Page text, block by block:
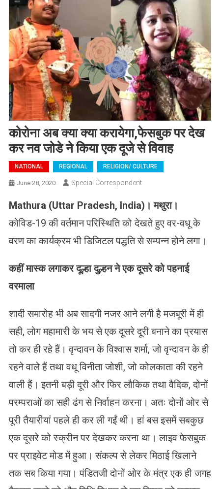
कोरोना अब क्या क्या करायेगा,फेसबुक पर देख
कर नव जोडे ने किया एक दूजे से विवाह
NATIONAL REGIONAL RELIGION/ CULTURE
June 28, 2020 Special Correspondent
Mathura (Uttar Pradesh, India) । मथुरा।
कोविड-19 की वर्तमान परिस्थिति को देखते हुए वर-वधू के
वरण का कार्यक्रम भी डिजिटल पद्धति से सम्पन्न होने लगा।
कहीं मास्क लगाकर दूल्हा दुल्हन ने एक दूसरे को पहनाई
वरमाला
शादी समारोह भी अब सादगी नजर आने लगी है मजबूरी में ही
सही, लोग महामारी के भय से एक दूसरे दूरी बनाने का प्रयास
तो कर ही रहे हैं। वृन्दावन के विश्वास शर्मा, जो वृन्दावन के ही
रहने वाले हैं तथा वधू विनीता जोशी, जो कोलकाता की रहने
वाली हैं। इतनी बड़ी दूरी और फिर लौकिक तथा वैदिक, दोनों
परम्पराओं का सही ढंग से निर्वाहन करना। अतः दोनों ओर से
पूरी तैयारीयां पहले ही कर ली गईं थी। हां बस इसमें सबकुछ
एक दूसरे को स्क्रीन पर देखकर करना था। लाइव फेसबुक
पर प्राइवेट मोड में हुआ। संकल्प से लेकर मिठाई खिलाने
तक सब किया गया। पंडितजी दोनों ओर के मंत्र एक ही जगह